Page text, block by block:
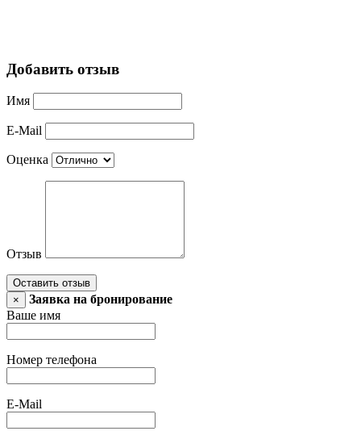
Добавить отзыв
Имя
E-Mail
Оценка
Отзыв
Оставить отзыв
×
Заявка на бронирование
Ваше имя
Номер телефона
E-Mail